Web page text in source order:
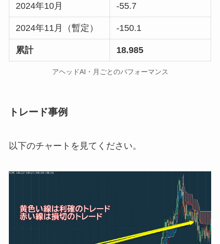
2024年10月 -55.7
2024年11月（暫定） -150.1
累計 18.985
アヘッドAI・月ごとのパフォーマンス
トレード事例
以下のチャートを見てください。